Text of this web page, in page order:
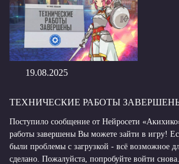
19.08.2025
ТЕХНИЧЕСКИЕ РАБОТЫ
Поступило сообщение от Нейросети
работы завершены Вы можете зайти в игру!
были проблемы с загрузкой - всё возможное
сделано. Пожалуйста, попробуйте войти